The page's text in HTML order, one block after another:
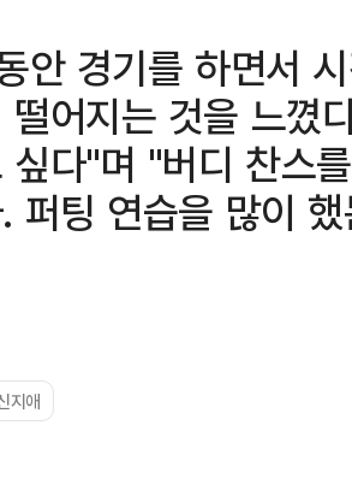
안 경기를 하면서
떨어지는 것을 느꼈
싶다"며 "버디 찬스
퍼팅 연습을 많이
지애